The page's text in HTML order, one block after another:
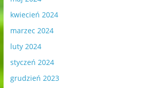
kwiecień 2024
marzec 2024
luty 2024
styczeń 2024
grudzień 2023